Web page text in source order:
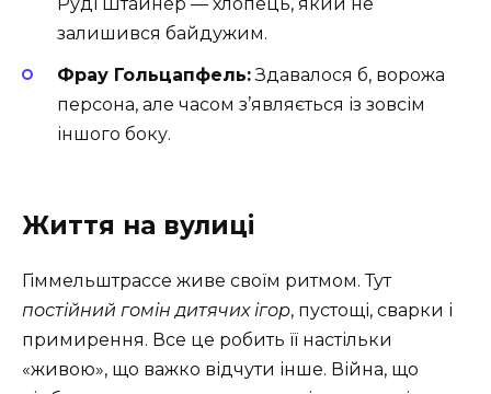
залишився байдужим.
Фрау Гольцапфель:Здавалося б, ворожа
персона, але часом з’являється із зовсім
іншого боку.
Життя на вулиці
Гіммельштрассе живе своїм ритмом. Тут
постійний гомін дитячих ігор, пустощі, сварки і
примирення. Все це робить її настільки
«живою», що важко відчути інше. Війна, що